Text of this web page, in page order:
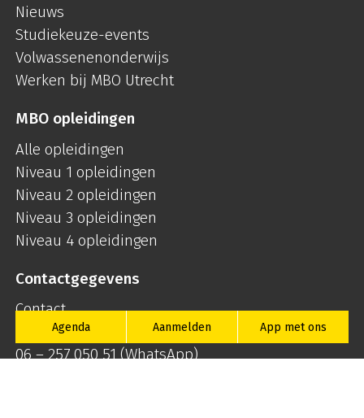
Agenda Aanmelden App met ons
Nieuws
Studiekeuze-events
Volwassenenonderwijs
Werken bij MBO Utrecht
MBO opleidingen
Alle opleidingen
Niveau 1 opleidingen
Niveau 2 opleidingen
Niveau 3 opleidingen
Niveau 4 opleidingen
Contactgegevens
Contact
030 – 28 15 100
06 – 257 050 51(WhatsApp)